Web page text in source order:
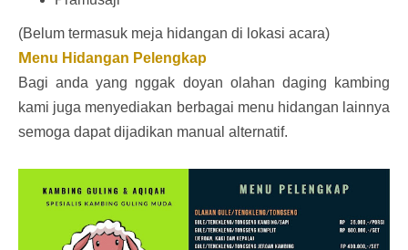
(Belum termasuk meja hidangan di lokasi acara)
Menu Hidangan Pelengkap
Bagi anda yang nggak doyan olahan daging kambing
kami juga menyediakan berbagai menu hidangan lainnya
semoga dapat dijadikan manual alternatif.